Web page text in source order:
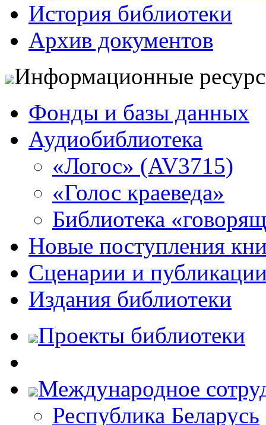
История библиотеки
Архив документов
Информационные
Фонды и базы данных
Аудиобиблиотека
«Логос» (AV3715)
«Голос краеведа»
Библиотека
Новые поступления
Сценарии и
Издания библиотеки
Проекты библиотеки
Международное
Республика Беларусь